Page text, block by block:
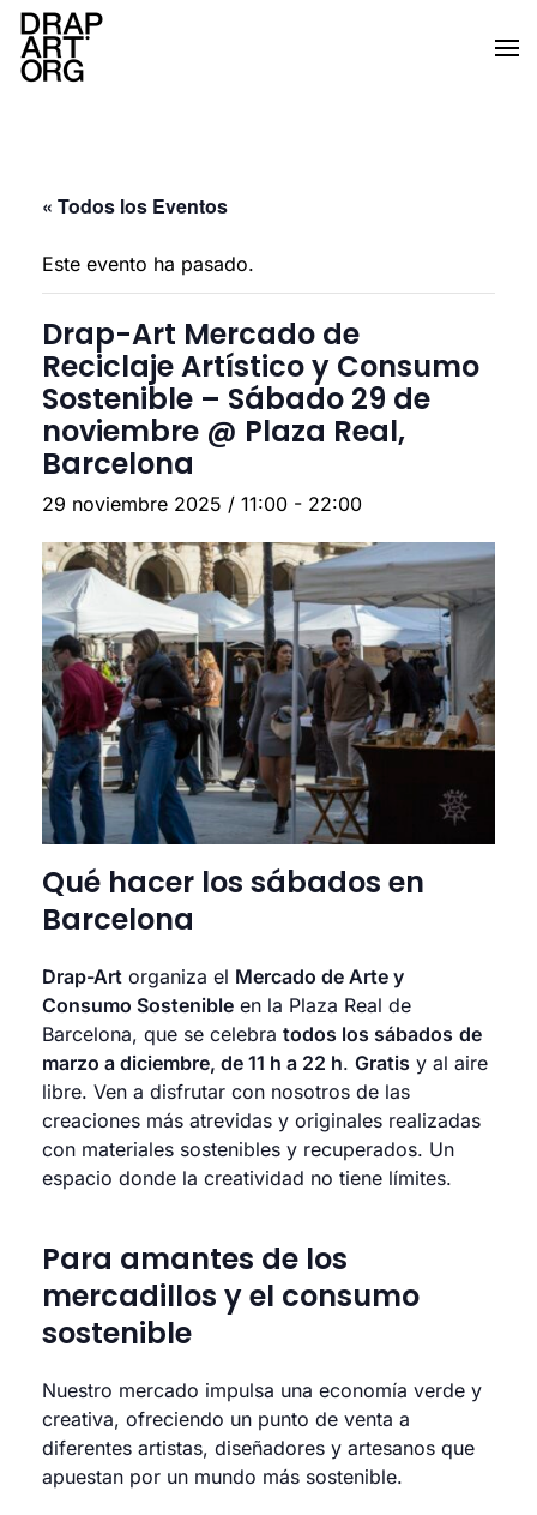
Ir al contenido principal
« Todos los Eventos
Este evento ha pasado.
Drap-Art Mercado de
Reciclaje Artístico y Consumo
Sostenible – Sábado 29 de
noviembre @ Plaza Real,
Barcelona
29 noviembre 2025 / 11:00 - 22:00
Qué hacer los sábados en
Barcelona
Drap-Art organiza el Mercado de Arte y
Consumo Sostenible en la Plaza Real de
Barcelona, que se celebra todos los sábados de
marzo a diciembre, de 11 h a 22 h. Gratis y al aire
libre. Ven a disfrutar con nosotros de las
creaciones más atrevidas y originales realizadas
con materiales sostenibles y recuperados. Un
espacio donde la creatividad no tiene límites.
Para amantes de los
mercadillos y el consumo
sostenible
Nuestro mercado impulsa una economía verde y
creativa, ofreciendo un punto de venta a
diferentes artistas, diseñadores y artesanos que
apuestan por un mundo más sostenible.